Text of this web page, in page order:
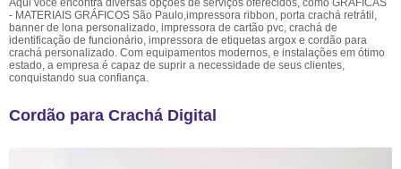
Aqui você encontra diversas opções de serviços oferecidos, como GRÁFICAS
- MATERIAIS GRÁFICOS São Paulo,impressora ribbon, porta crachá retrátil,
banner de lona personalizado, impressora de cartão pvc, crachá de
identificação de funcionário, impressora de etiquetas argox e cordão para
crachá personalizado. Com equipamentos modernos, e instalações em ótimo
estado, a empresa é capaz de suprir a necessidade de seus clientes,
conquistando sua confiança.
Cordão para Crachá Digital